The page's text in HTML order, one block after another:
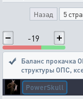
Назад 5
-19
Баланс прокачка
структуры ОПС,
PowerSkull